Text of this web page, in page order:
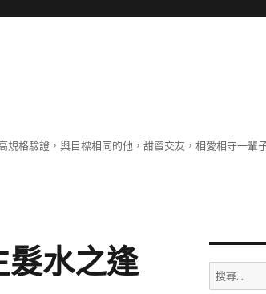
格驗證，與目標相同的他，甜蜜交友，相愛相守一輩
髮水之逢
搜
尋